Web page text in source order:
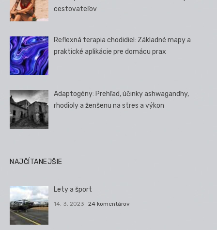
cestovateľov
Reflexná terapia chodidiel: Základné mapy a
praktické aplikácie pre domácu prax
Adaptogény: Prehľad, účinky ashwagandhy,
rhodioly a ženšenu na stres a výkon
NAJČÍTANEJŠIE
Lety a šport
14. 3. 2023 24 komentárov